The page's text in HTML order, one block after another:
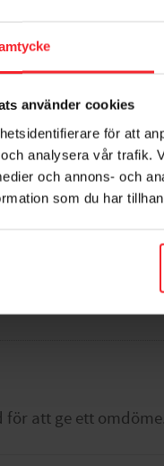
använder cookies
för att
analysera vår trafik.
och annons- och
som du har
Karmhylsa